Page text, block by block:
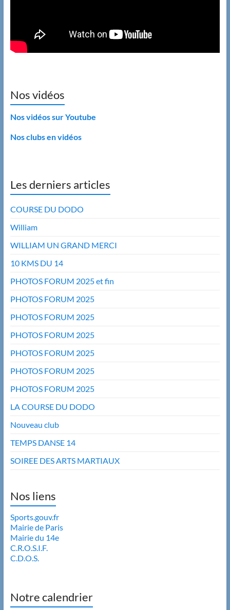
Nos vidéos
Nos vidéos sur Youtube
Nos clubs en vidéos
Les derniers articles
COURSE DU DODO
William
WILLIAM UN GRAND MERCI
10 KMS DU 14
PHOTOS FORUM 2025 et fin
PHOTOS FORUM 2025
PHOTOS FORUM 2025
PHOTOS FORUM 2025
PHOTOS FORUM 2025
PHOTOS FORUM 2025
PHOTOS FORUM 2025
LA COURSE DU DODO
Nouveau club
TEMPS DANSE 14
SOIREE DES ARTS MARTIAUX
Nos liens
Sports.gouv.fr
Mairie de Paris
Mairie du 14e
C.R.O.S.I.F.
C.D.O.S.
Notre calendrier